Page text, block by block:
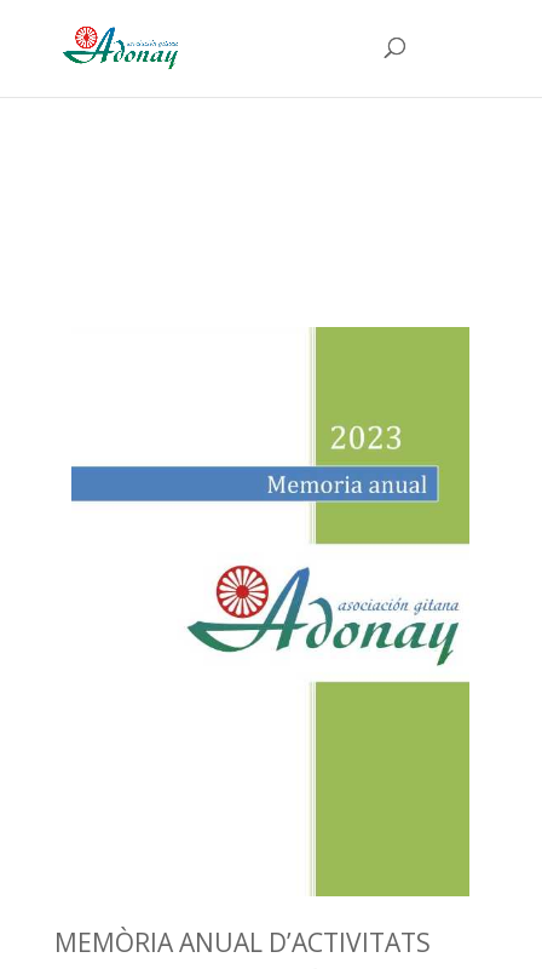
MEMÒRIA ANUAL D’ACTIVITATS